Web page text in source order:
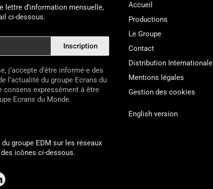
lettre d’information mensuelle,
ci-dessous.
j’accepte d’être informé·e des
l’actualité du groupe Ecrans du
consens expressément à être
Ecrans du Monde.
Inscription
groupe EDM sur les réseaux
icônes ci-dessous.
Accueil
Productions
Le Groupe
Contact
Distribution Internationale
Mentions légales
Gestion des cookies
English version